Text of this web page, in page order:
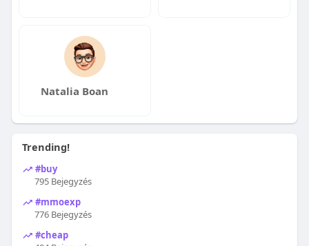
Natalia Boan
Trending!
#buy
795 Bejegyzés
#mmoexp
776 Bejegyzés
#cheap